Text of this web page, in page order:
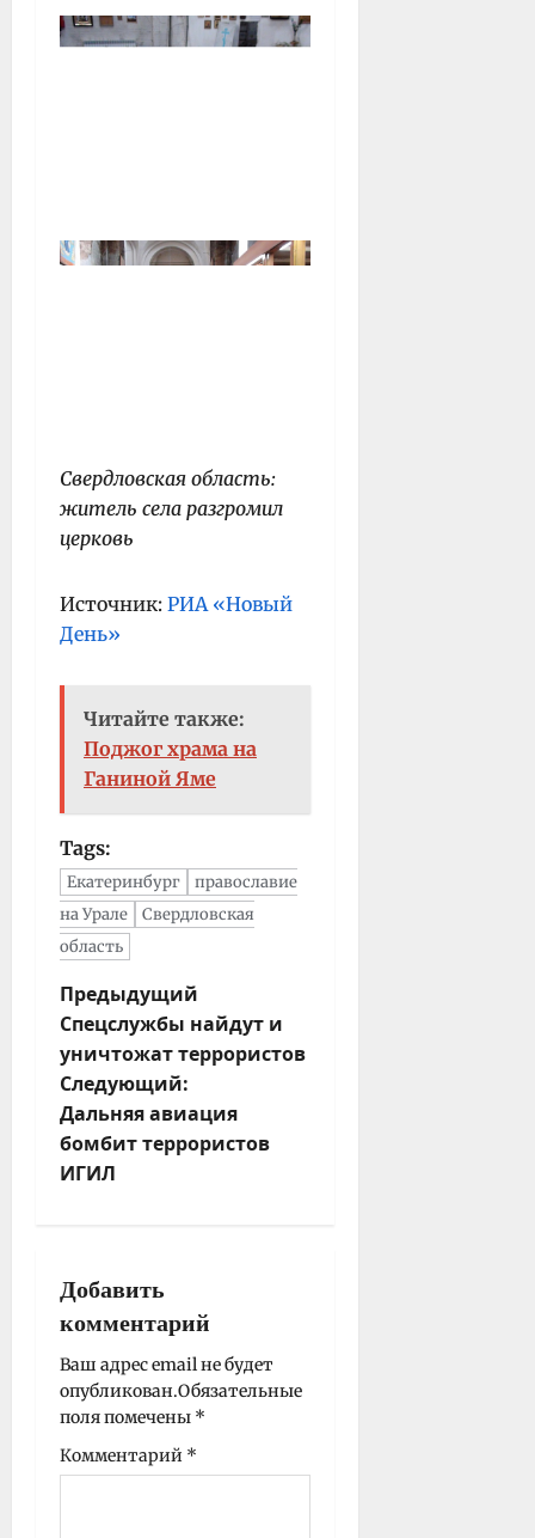
Свердловская область:
житель села разгромил
церковь
Источник: РИА «Новый
День»
Читайте также:
Поджог храма на
Ганиной Яме
Tags:
Екатеринбург
православие
на Урале
Свердловская
область
Н
а
в
и
г
а
ц
а
п
и
с
и
Предыдущий
Спецслужбы найдут и
уничтожат террористов
Следующий:
Дальняя авиация
бомбит террористов
ИГИЛ
Добавить
комментарий
Ваш адрес email не будет
опубликован.Обязательные
поля помечены *
Комментарий *